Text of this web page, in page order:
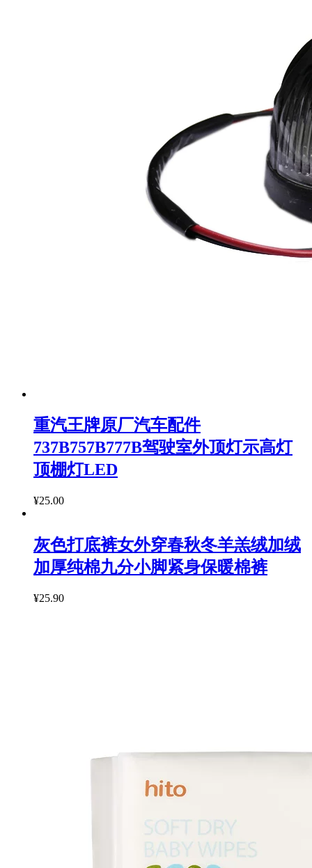
重汽王牌原厂汽车配件
737B757B777B驾驶室外顶灯示高灯
顶棚灯LED
¥25.00
灰色打底裤女外穿春秋冬羊羔绒加绒
加厚纯棉九分小脚紧身保暖棉裤
¥25.90